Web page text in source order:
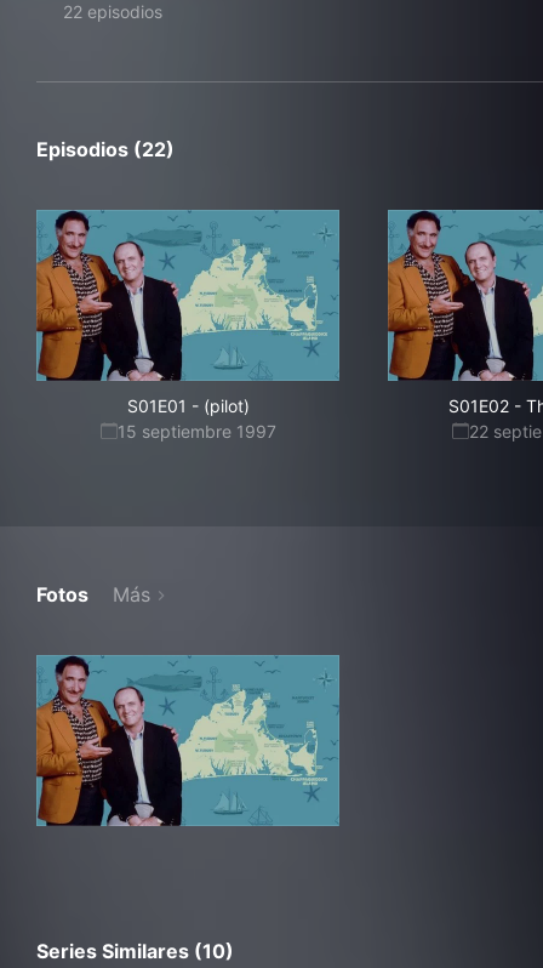
22 episodios
Episodios (22)
S01E01 - (pilot)
15 septiembre 1997
S01E02-
22
Fotos Más
Series Similares (10)